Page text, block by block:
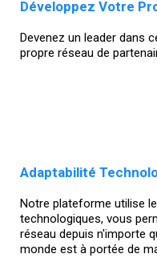
Développez Votre
Devenez un leader dans
propre réseau de
Adaptabilité
Notre plateforme utilise
technologiques, vous
réseau depuis n'importe
monde est à portée de